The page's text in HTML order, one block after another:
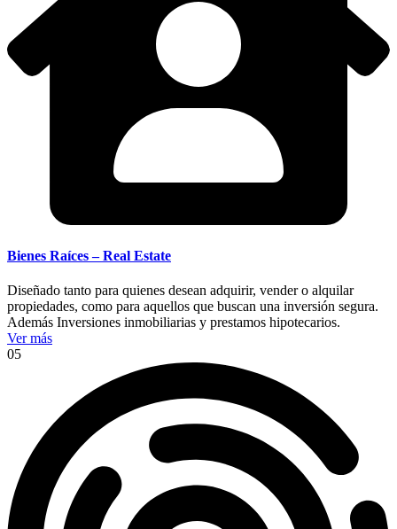
Bienes Raíces – Real Estate
Diseñado tanto para quienes desean adquirir, vender o alquilar
propiedades, como para aquellos que buscan una inversión segura.
Además Inversiones inmobiliarias y prestamos hipotecarios.
Ver más
05